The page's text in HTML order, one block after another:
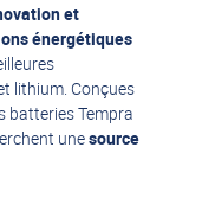
et
énergétiques
lithium. Conçues
batteries Tempra
unesource